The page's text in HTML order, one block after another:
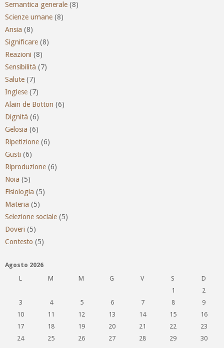
Semantica generale (8)
Scienze umane (8)
Ansia (8)
Significare (8)
Reazioni (8)
Sensibilità (7)
Salute (7)
Inglese (7)
Alain de Botton (6)
Dignità (6)
Gelosia (6)
Ripetizione (6)
Gusti (6)
Riproduzione (6)
Noia (5)
Fisiologia (5)
Materia (5)
Selezione sociale (5)
Doveri (5)
Contesto (5)
Agosto 2026
L
M M G V S
D
1
2
3
4 5 6 7 8
9
10
11 12 13 14 15
16
17
18 19 20 21 22
23
24
25 26 27 28 29
30